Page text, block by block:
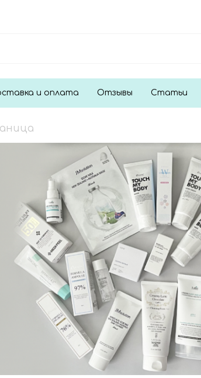
и оплата Отзывы Статьи